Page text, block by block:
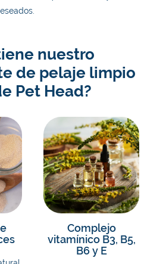
nuestro
de pelaje limpio
Pet Head?
Complejo
vitamínico B3, B5,
B6 y E